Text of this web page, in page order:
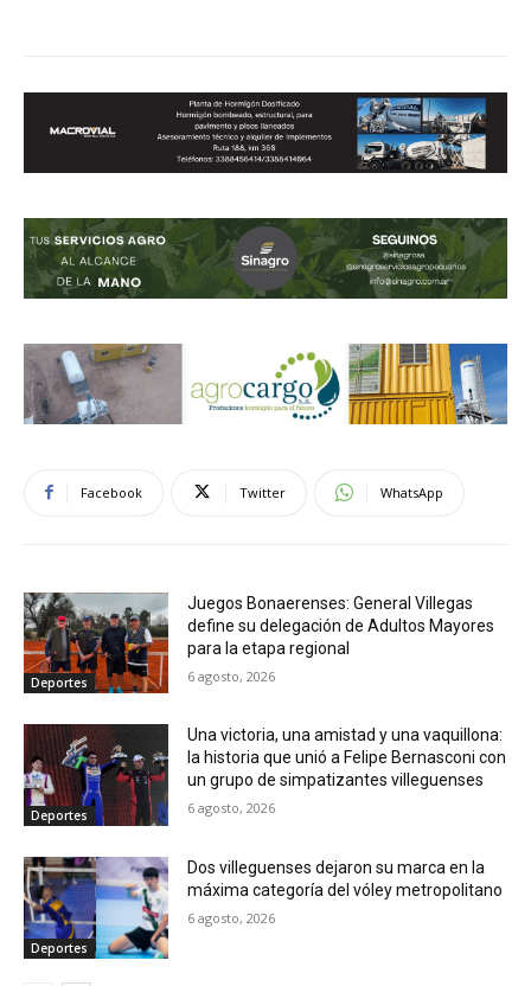
Facebook Twitter WhatsApp
Deportes
Juegos Bonaerenses: General Villegas
define su delegación de Adultos Mayores
para la etapa regional
6 agosto, 2026
Deportes
Una victoria, una amistad y una vaquillona:
la historia que unió a Felipe Bernasconi con
un grupo de simpatizantes villeguenses
6 agosto, 2026
Deportes
Dos villeguenses dejaron su marca en la
máxima categoría del vóley metropolitano
6 agosto, 2026